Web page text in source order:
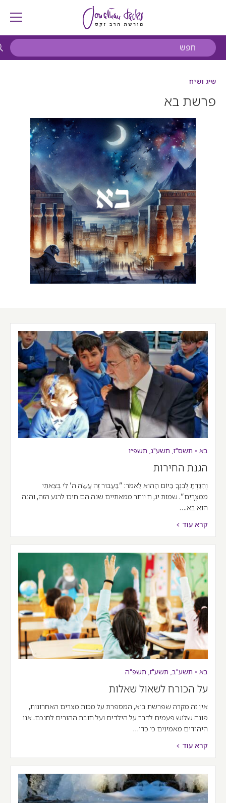
שיג ושיח
פרשת בא
בא • תשס"ז תשע"ג תשפ״ו
הגנת החירות
וְהִגַּדְתָּ לְבִנְךָ בַּיּוֹם הַהוּא לֵאמֹר: "בַּעֲבוּר זֶה עָשָׂה ה' לִי בְּצֵאתִי
מִמִּצְרָיִם". שמות יג, ח יותר ממאתיים שנה הם חיכו לרגע הזה, והנה
הוא בא.…
קרא עוד >
בא • תשע"ב, תשע"ז, תשפ"ה
על הכורח לשאול שאלות
אין זה מקרה שפרשת בוא, המספרת על מכות מצרים האחרונות,
פונה שלוש פעמים לדבר על הילדים ועל חובת ההורים לחנכם. אנו
היהודים מאמינים כי כדי…
קרא עוד >